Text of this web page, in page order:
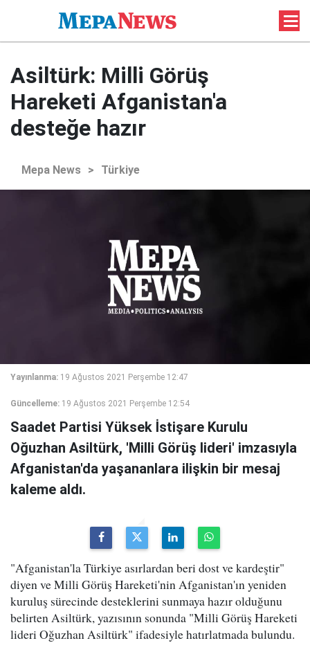
Asiltürk: Milli Görüş
Hareketi Afganistan'a
desteğe hazır
Mepa News > Türkiye
Yayınlanma: 19 Ağustos 2021 Perşembe 12:47
Güncelleme: 19 Ağustos 2021 Perşembe 12:54
Saadet Partisi Yüksek İstişare Kurulu
Oğuzhan Asiltürk, 'Milli Görüş lideri' imzasıyla
Afganistan'da yaşananlara ilişkin bir mesaj
kaleme aldı.
"Afganistan'la Türkiye asırlardan beri dost ve kardeştir"
diyen ve Milli Görüş Hareketi'nin Afganistan'ın yeniden
kuruluş sürecinde desteklerini sunmaya hazır olduğunu
belirten Asiltürk, yazısının sonunda "Milli Görüş Hareketi
lideri Oğuzhan Asiltürk" ifadesiyle hatırlatmada bulundu.